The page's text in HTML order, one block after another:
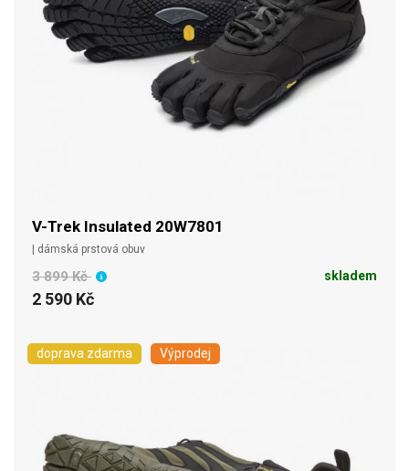
V-Trek Insulated 20W7801
| dámská prstová obuv
3 899 Kč
2 590 Kč
skladem
doprava zdarma Výprodej